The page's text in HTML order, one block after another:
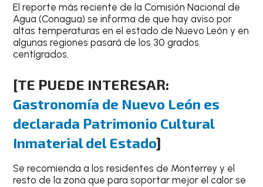
El reporte más reciente de laComisión Nacional de
Agua (Conagua) se informa de que hay aviso por
altas temperaturas en el estado de Nuevo León y en
algunas regiones pasará de los 30 grados
centígrados.
[TE PUEDE INTERESAR:
Gastronomía de Nuevo León es
declarada Patrimonio Cultural
Inmaterial del Estado]
Se recomienda a los residentes de Monterrey y el
resto de la zona que para soportar mejor el calorse